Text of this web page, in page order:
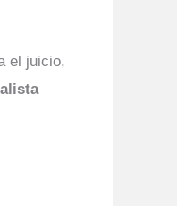
el juicio,